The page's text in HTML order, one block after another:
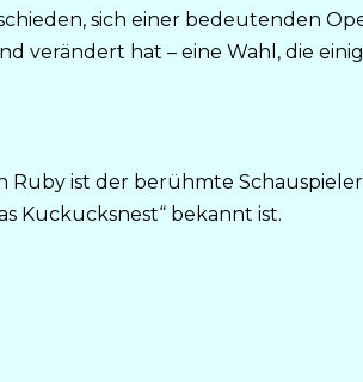
sich einer bedeutenden
verändert hat – eine Wahl, die
Ruby ist der berühmte
Kuckucksnest“ bekannt ist.